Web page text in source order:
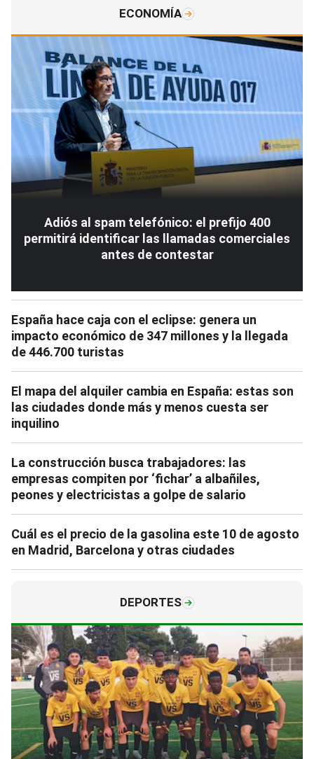
ECONOMÍA
Adiós al spam telefónico: el prefijo 400
permitirá identificar las llamadas comerciales
antes de contestar
España hace caja con el eclipse: genera un
impacto económico de 347 millones y la llegada
de 446.700 turistas
El mapa del alquiler cambia en España: estas son
las ciudades donde más y menos cuesta ser
inquilino
La construcción busca trabajadores: las
empresas compiten por ‘fichar’ a albañiles,
peones y electricistas a golpe de salario
Cuál es el precio de la gasolina este 10 de agosto
en Madrid, Barcelona y otras ciudades
DEPORTES